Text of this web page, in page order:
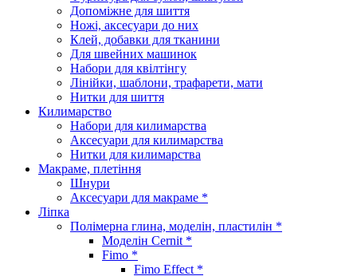
Допоміжне для шиття
Ножі, аксесуари до них
Клей, добавки для тканини
Для швейних машинок
Набори для квілтінгу
Лінійки, шаблони, трафарети, мати
Нитки для шиття
Килимарство
Набори для килимарства
Аксесуари для килимарства
Нитки для килимарства
Макраме, плетіння
Шнури
Аксесуари для макраме *
Ліпка
Полімерна глина, моделін, пластилін *
Моделін Cernit *
Fimo *
Fimo Effect *